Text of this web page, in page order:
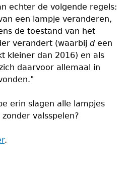
echter de volgende regels:
een lampje veranderen,
de toestand van het
verandert (waarbij deen
kleiner dan 2016) en als
daarvoor allemaal in
erin slagen alle lampjes
valsspelen?
.